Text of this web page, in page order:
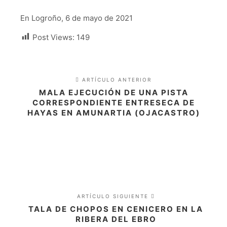
En Logroño, 6 de mayo de 2021
Post Views: 149
ARTÍCULO ANTERIOR
MALA EJECUCIÓN DE UNA PISTA
CORRESPONDIENTE ENTRESECA DE
HAYAS EN AMUNARTIA (OJACASTRO)
ARTÍCULO SIGUIENTE
TALA DE CHOPOS EN CENICERO EN LA
RIBERA DEL EBRO